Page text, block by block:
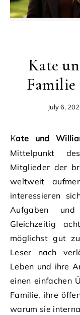
Kate
July 6,
Kate und
Mittelpunkt
Mitglieder der
weltweit
interessieren
Aufgaben
Gleichzeitig
möglichst gut
Leser nach
Leben und ihre
einen einfachen
Familie, ihre
warum sie